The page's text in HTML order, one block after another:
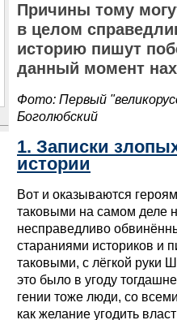
Причины тому
в целом
историю пишут
данный момент
Фото: Первый
Боголюбский
1. Записки
истории
Вот и оказываются
таковыми на самом деле
несправедливо
стараниями историков и
таковыми, с лёгкой руки
это было в угоду
гении тоже люди, со
как желание угодить